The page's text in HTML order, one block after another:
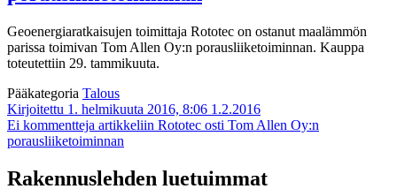
Geoenergiaratkaisujen toimittaja Rototec on ostanut maalämmön
parissa toimivan Tom Allen Oy:n porausliiketoiminnan. Kauppa
toteutettiin 29. tammikuuta.
Pääkategoria Talous
Kirjoitettu 1. helmikuuta 2016, 8:06 1.2.2016
Ei kommentteja artikkeliin Rototec osti Tom Allen Oy:n
porausliiketoiminnan
Rakennuslehden luetuimmat